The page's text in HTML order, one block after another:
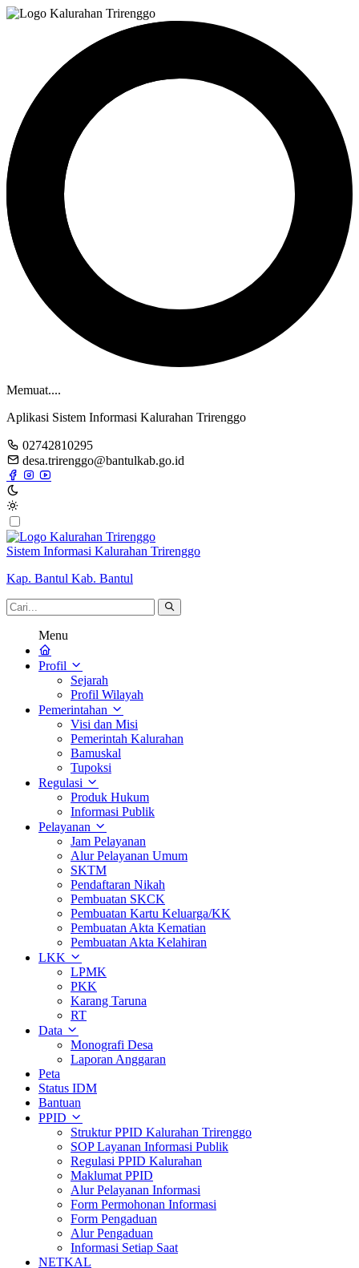
Memuat....
Aplikasi Sistem Informasi Kalurahan Trirenggo
02742810295
desa.trirenggo@bantulkab.go.id
Sistem Informasi Kalurahan Trirenggo
Kap. Bantul Kab. Bantul
Menu
Profil
Sejarah
Profil Wilayah
Pemerintahan
Visi dan Misi
Pemerintah Kalurahan
Bamuskal
Tupoksi
Regulasi
Produk Hukum
Informasi Publik
Pelayanan
Jam Pelayanan
Alur Pelayanan Umum
SKTM
Pendaftaran Nikah
Pembuatan SKCK
Pembuatan Kartu Keluarga/KK
Pembuatan Akta Kematian
Pembuatan Akta Kelahiran
LKK
LPMK
PKK
Karang Taruna
RT
Data
Monografi Desa
Laporan Anggaran
Peta
Status IDM
Bantuan
PPID
Struktur PPID Kalurahan Trirenggo
SOP Layanan Informasi Publik
Regulasi PPID Kalurahan
Maklumat PPID
Alur Pelayanan Informasi
Form Permohonan Informasi
Form Pengaduan
Alur Pengaduan
Informasi Setiap Saat
NETKAL